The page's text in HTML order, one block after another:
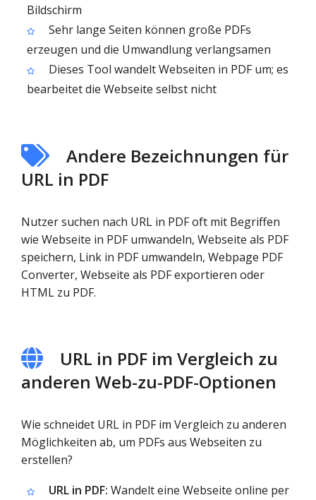
Bildschirm
Sehr lange Seiten können große PDFs
erzeugen und die Umwandlung verlangsamen
Dieses Tool wandelt Webseiten in PDF um; es
bearbeitet die Webseite selbst nicht
Andere Bezeichnungen für
URL in PDF
Nutzer suchen nach URL in PDF oft mit Begriffen
wie Webseite in PDF umwandeln, Webseite als PDF
speichern, Link in PDF umwandeln, Webpage PDF
Converter, Webseite als PDF exportieren oder
HTML zu PDF.
URL in PDF im Vergleich zu
anderen Web-zu-PDF-Optionen
Wie schneidet URL in PDF im Vergleich zu anderen
Möglichkeiten ab, um PDFs aus Webseiten zu
erstellen?
URL in PDF: Wandelt eine Webseite online per